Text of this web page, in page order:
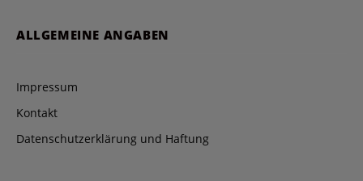
ALLGEMEINE ANGABEN
Impressum
Kontakt
Datenschutzerklärung und Haftung